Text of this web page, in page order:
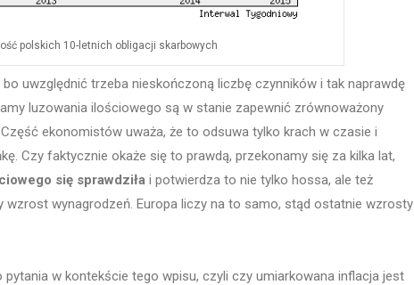
polskich 10-letnich obligacji skarbowych
uwzględnić trzeba nieskończoną liczbę czynników i tak naprawdę
luzowania ilościowego są w stanie zapewnić zrównoważony
ekonomistów uważa, że to odsuwa tylko krach w czasie i
Czy faktycznie okaże się to prawdą, przekonamy się za kilka lat,
się sprawdziła i potwierdza to nie tylko hossa, ale też
wzrost wynagrodzeń. Europa liczy na to samo, stąd ostatnie wzrosty
w kontekście tego wpisu, czyli czy umiarkowana inflacja jest